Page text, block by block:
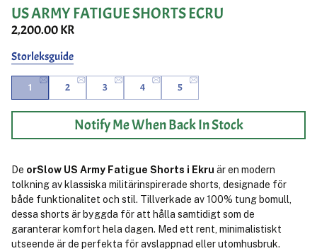
US ARMY FATIGUE SHORTS ECRU
2,200.00 KR
Storleksguide
1 2 3 4 5
Notify Me When Back In Stock
De orSlow US Army Fatigue Shorts i Ekru är en modern
tolkning av klassiska militärinspirerade shorts, designade för
både funktionalitet och stil. Tillverkade av 100% tung bomull,
dessa shorts är byggda för att hålla samtidigt som de
garanterar komfort hela dagen. Med ett rent, minimalistiskt
utseende är de perfekta för avslappnad eller utomhusbruk.